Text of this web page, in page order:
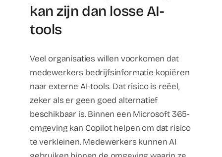
kan zijn dan losse AI-
tools
Veel organisaties willen voorkomen dat
medewerkers bedrijfsinformatie kopiëren
naar externe AI-tools. Dat risico is reëel,
zeker als er geen goed alternatief
beschikbaar is. Binnen een Microsoft 365-
omgeving kan Copilot helpen om dat risico
te verkleinen. Medewerkers kunnen AI